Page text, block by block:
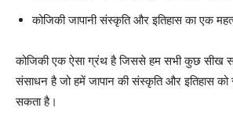
कोजिकी जापानी संस्कृति और इतिहास का एक
कोजिकी एक ऐसा ग्रंथ है जिससे हम सभी कुछ
संसाधन है जो हमें जापान की संस्कृति और इतिहास
सकता है।